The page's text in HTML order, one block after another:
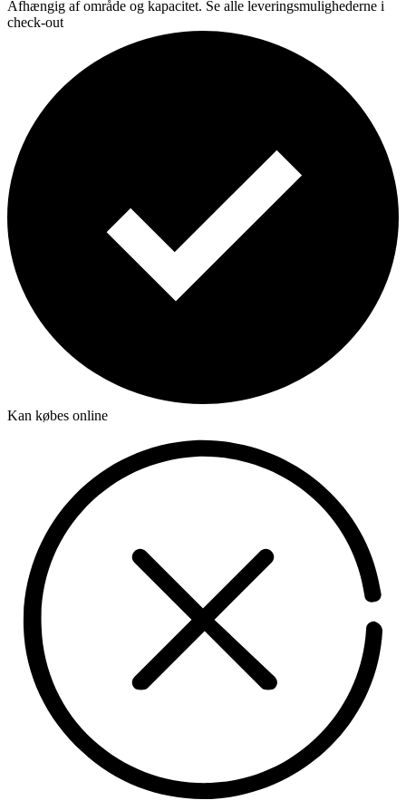
Afhængig af område og kapacitet. Se alle leveringsmulighederne i
check-out
Kan købes online